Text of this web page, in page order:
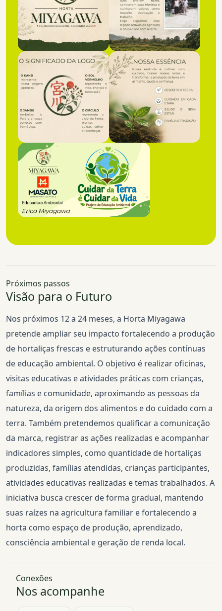
Próximos passos
Visão para o Futuro
Nos próximos 12 a 24 meses, a Horta Miyagawa
pretende ampliar seu impacto fortalecendo a produção
de hortaliças frescas e estruturando ações contínuas
de educação ambiental. O objetivo é realizar oficinas,
visitas educativas e atividades práticas com crianças,
famílias e comunidade, aproximando as pessoas da
natureza, da origem dos alimentos e do cuidado com a
terra. Também pretendemos qualificar a comunicação
da marca, registrar as ações realizadas e acompanhar
indicadores simples, como quantidade de hortaliças
produzidas, famílias atendidas, crianças participantes,
atividades educativas realizadas e temas trabalhados. A
iniciativa busca crescer de forma gradual, mantendo
suas raízes na agricultura familiar e fortalecendo a
horta como espaço de produção, aprendizado,
consciência ambiental e geração de renda local.
Conexões
Nos acompanhe